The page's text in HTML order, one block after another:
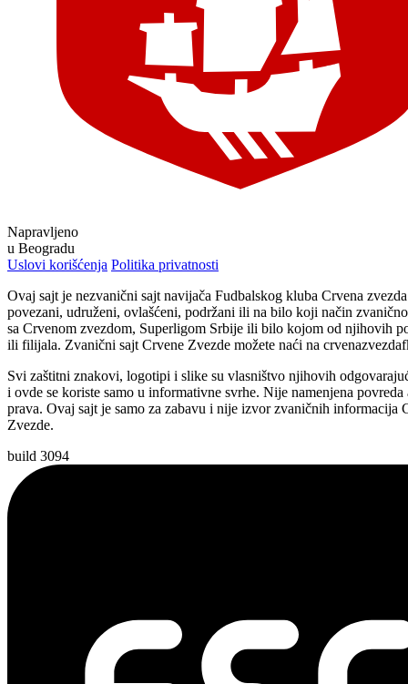
Napravljeno
u Beogradu
Uslovi korišćenja Politika privatnosti
Ovaj sajt je nezvanični sajt navijača Fudbalskog kluba Crvena
povezani, udruženi, ovlašćeni, podržani ili na bilo koji način
sa Crvenom zvezdom, Superligom Srbije ili bilo kojom od njihovih
ili filijala. Zvanični sajt Crvene Zvezde možete naći na
Svi zaštitni znakovi, logotipi i slike su vlasništvo njihovih
i ovde se koriste samo u informativne svrhe. Nije namenjena povreda
prava. Ovaj sajt je samo za zabavu i nije izvor zvaničnih informacija
Zvezde.
build 3094